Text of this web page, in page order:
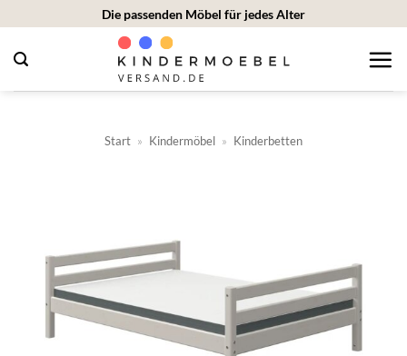
springen
Die passenden Möbel für jedes Alter
Start » Kindermöbel » Kinderbetten